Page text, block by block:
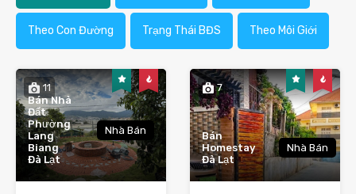
Theo Con Đường Trạng Thái BĐS Theo Môi Giới
11
Bán Nhà
Đất
Phường
Lang
Biang
Đà Lạt
Nhà Bán
7
Bán
Homestay
Đà Lạt
Nhà Bán